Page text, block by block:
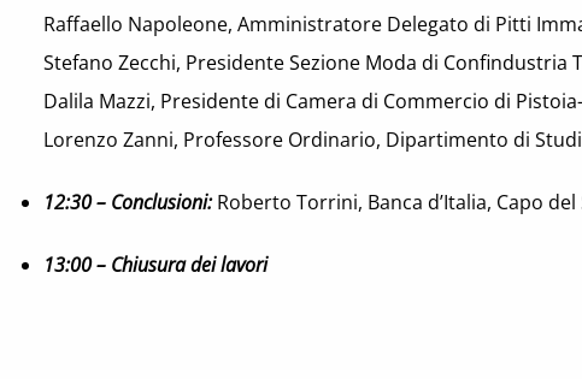
Raffaello Napoleone, Amministratore Delegato di Pitti
Stefano Zecchi, Presidente Sezione Moda di Confindustria
Dalila Mazzi, Presidente di Camera di Commercio di
Lorenzo Zanni, Professore Ordinario, Dipartimento di
12:30 – Conclusioni:Roberto Torrini, Banca d’Italia, Capo
13:00 – Chiusura dei lavori